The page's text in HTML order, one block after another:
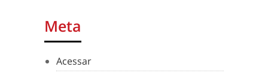
Meta
Acessar